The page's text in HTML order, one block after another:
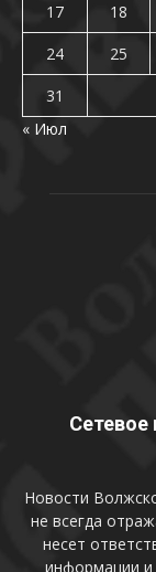
17
18
24
25
31
« Июл
Сетевое
Новости
не всегда
несет
информации и